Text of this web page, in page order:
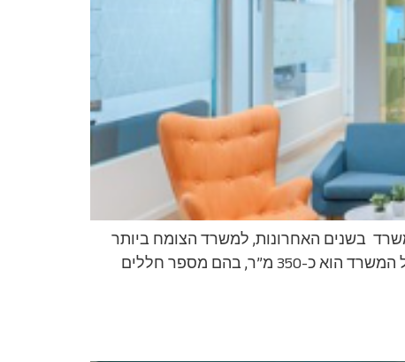
בשנים האחרונות, למשרד הצומח ביותר
בענף. במגזין פירמה האחרון, דורג משרד הפרסום “לעומק התודעה” במקום המכובד השביעי. השטח הכולל של המשרד הוא כ-350 מ”ר, בהם מספר חללים